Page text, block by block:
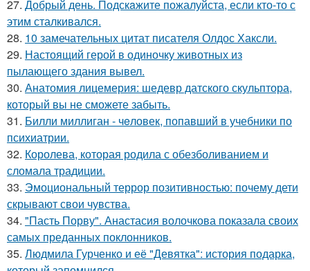
27. Добрый день. Подскaжите пожалуйста, если кто-то с
этим сталкивался.
28. 10 замечательных цитат писателя Олдос Хаксли.
29. Настоящий герой в одиночку животных из
пылающего здания вывел.
30. Анатомия лицемерия: шедевр датского скульптора,
который вы не сможете забыть.
31. Билли миллиган - чeловек, попавший в учебники по
психиатрии.
32. Королева, которая родила с обезболиванием и
сломала традиции.
33. Эмоциональный террор позитивностью: почему дети
скрывают свои чувства.
34. "Пасть Порву". Анастасия волочкова показала своих
самых преданных поклонников.
35. Людмила Гурченко и её "Девятка": история подарка,